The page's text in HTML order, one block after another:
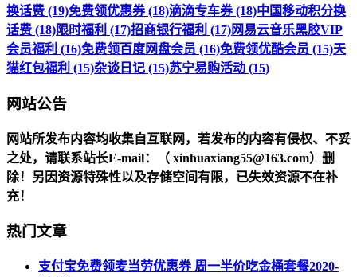
换话费 (19)免费领优惠券 (18)滴滴专车券 (18)中国移动积分换
话费 (18)限时福利 (17)招商银行福利 (17)网易云音乐黑胶VIP
会员福利 (16)免费领百度网盘会员 (16)免费领优酷会员 (15)天
猫红包福利 (15)杂谈日记 (15)苏宁易购活动 (15)
网站公告
网站所发布内容均收集自互联网，若发布的内容有侵权、不妥
之处，请联系站长E-mail：（ xinhuaxiang55@163.com）删
除！另因资源特殊性以及存储空间有限，已失效资源不在补
充！
热门文章
支付宝免费领麦当劳优惠券 周一半价吃金桶套餐2020-